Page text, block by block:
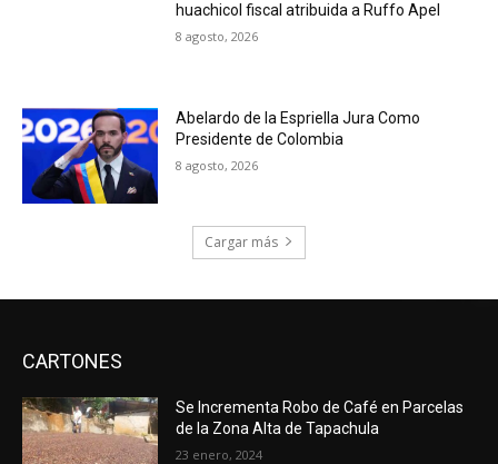
huachicol fiscal atribuida a Ruffo Apel
8 agosto, 2026
Abelardo de la Espriella Jura Como
Presidente de Colombia
8 agosto, 2026
Cargar más
CARTONES
Se Incrementa Robo de Café en Parcelas
de la Zona Alta de Tapachula
23 enero, 2024